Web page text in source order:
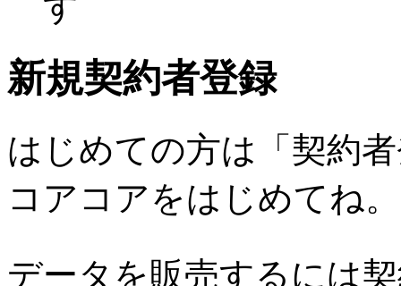
新規契約者登録
はじめての方は「契約
コアコアをはじめてね。
データを販売するには